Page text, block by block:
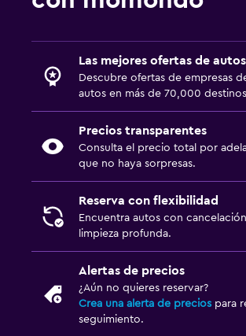
Las mejores ofertas de
Descubre ofertas de empresas
autos en más de 70,000
Precios transparentes
Consulta el precio total por
que no haya sorpresas.
Reserva con flexibilidad
Encuentra autos con
limpieza profunda.
Alertas de precios
¿Aún no quieres reservar?
Crea una alerta de precios para
seguimiento.